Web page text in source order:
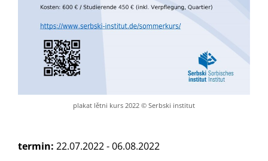
plakat lětni kurs 2022 © Serbski institut
termin: 22.07.2022 - 06.08.2022